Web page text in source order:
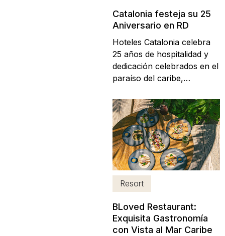
Catalonia festeja su 25
Aniversario en RD
Hoteles Catalonia celebra
25 años de hospitalidad y
dedicación celebrados en el
paraíso del caribe,
un homenaje al trabajo en
equipo y al apoyo de la
comunidad. Una noche
llena de música, recuerdos
y la promesa de continuar
brindando experiencias
inolvidables.
Resort
BLoved Restaurant:
Exquisita Gastronomía
con Vista al Mar Caribe